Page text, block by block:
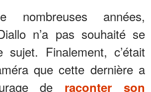
nombreuses années,
n’a pas souhaité se
Finalement, c’était
que cette dernière a
de raconter son